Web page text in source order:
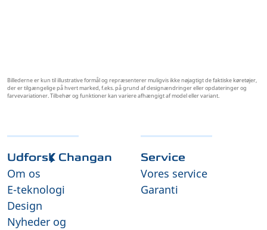
Billederne er kun til illustrative formål og repræsenterer muligvis ikke nøjagtigt de faktiske køretøjer,
der er tilgængelige på hvert marked, f.eks. på grund af designændringer eller opdateringer og
farvevariationer. Tilbehør og funktioner kan variere afhængigt af model eller variant.
Udforsk Changan
Om os
E-teknologi
Design
Nyheder og
Service
Vores service
Garanti